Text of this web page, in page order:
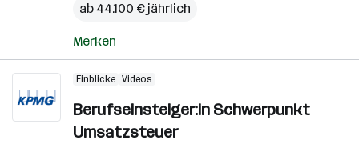
ab 44.100 € jährlich
Merken
Einblicke Videos
Berufseinsteiger:in Schwerpunkt
Umsatzsteuer